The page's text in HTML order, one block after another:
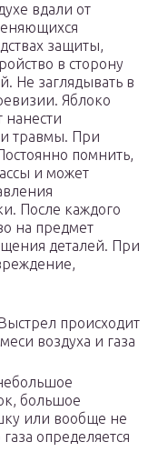
вдали от
защиты,
в сторону
Не заглядывать в
Яблоко
нанести
травмы. При
помнить,
и может
После каждого
на предмет
деталей. При
происходит
воздуха и газа
большое
или вообще не
определяется